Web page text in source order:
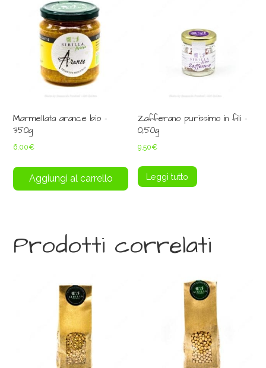
Marmellata arance bio –
350g
6,00€
Aggiungi al carrello
Zafferano purissimo in fili –
0,50g
9,50€
Leggi tutto
Prodotti correlati